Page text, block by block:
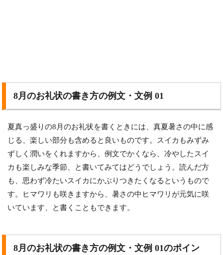
8月のお礼状の書き方の例文・文例 01
夏真っ盛りの8月のお礼状を書くときには、真夏暑さの中に感
じる、楽しい部分も含めると良いものです。スイカもみずみ
ずしく潤いをくれますから、例文でかくなら、冷やしたスイ
カも楽しみな季節、と書いてみてはどうでしょう。読んだ方
も、思わず冷たいスイカにかぶりつきたくなるというもので
す。ヒマワリも咲きますから、暑さの中ヒマワリが元気に咲
いています、と書くこともできます。
8月のお礼状の書き方の例文・文例 01のポイン